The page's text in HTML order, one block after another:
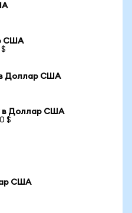
США
в Доллар США
в Доллар США
$
США